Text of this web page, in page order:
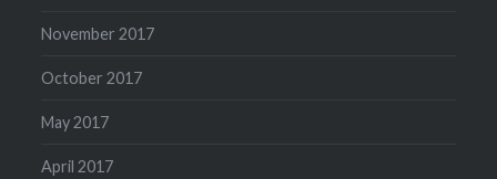
November 2017
October 2017
May 2017
April 2017